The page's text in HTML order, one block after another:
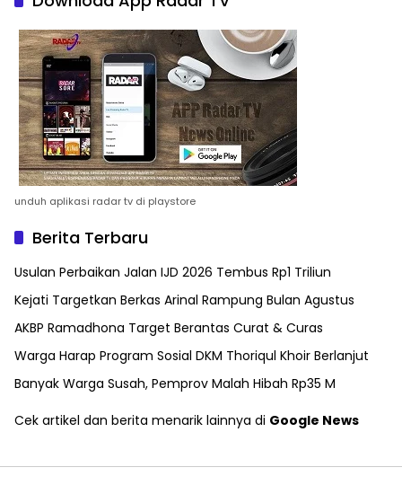
unduh aplikasi radar tv di playstore
Berita Terbaru
Usulan Perbaikan Jalan IJD 2026 Tembus Rp1 Triliun
Kejati Targetkan Berkas Arinal Rampung Bulan Agustus
AKBP Ramadhona Target Berantas Curat & Curas
Warga Harap Program Sosial DKM Thoriqul Khoir Berlanjut
Banyak Warga Susah, Pemprov Malah Hibah Rp35 M
Cek artikel dan berita menarik lainnya di Google News